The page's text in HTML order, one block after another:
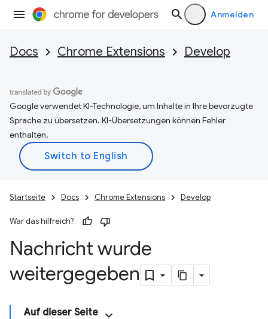
Anmelden
Docs Chrome Extensions Develop
Google verwendet KI-Technologie, um Inhalte in Ihre bevorzugte
Sprache zu übersetzen. KI-Übersetzungen können Fehler
enthalten.
Startseite Docs Chrome Extensions Develop
War das hilfreich?
Nachricht wurde
weitergegeben
Auf dieser Seite